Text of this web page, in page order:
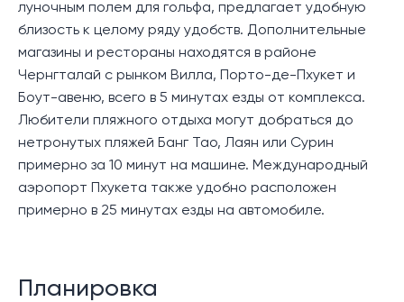
луночным полем для гольфа, предлагает удобную
близость к целому ряду удобств. Дополнительные
магазины и рестораны находятся в районе
Чернгталай с рынком Вилла, Порто-де-Пхукет и
Боут-авеню, всего в 5 минутах езды от комплекса.
Любители пляжного отдыха могут добраться до
нетронутых пляжей Банг Тао, Лаян или Сурин
примерно за 10 минут на машине. Международный
аэропорт Пхукета также удобно расположен
примерно в 25 минутах езды на автомобиле.
Планировка